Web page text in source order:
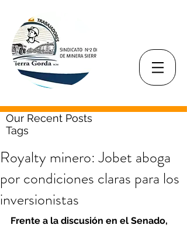
Our Recent Posts
Tags
Royalty minero: Jobet aboga
por condiciones claras para los
inversionistas
Frente a la discusión en el Senado,